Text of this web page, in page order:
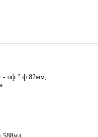
- оф " ф 82мм,